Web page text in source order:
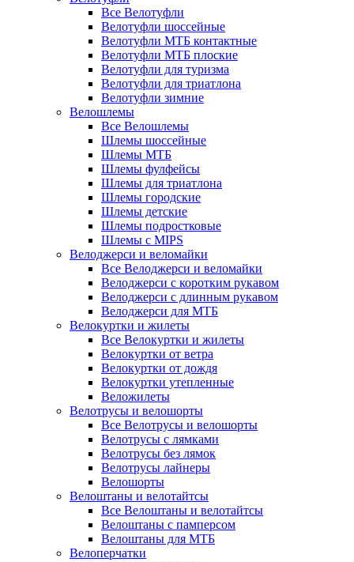
Все Велотуфли
Велотуфли шоссейные
Велотуфли МТБ контактные
Велотуфли МТБ плоские
Велотуфли для туризма
Велотуфли для триатлона
Велотуфли зимние
Велошлемы
Все Велошлемы
Шлемы шоссейные
Шлемы МТБ
Шлемы фулфейсы
Шлемы для триатлона
Шлемы городские
Шлемы детские
Шлемы подростковые
Шлемы с MIPS
Велоджерси и веломайки
Все Велоджерси и веломайки
Велоджерси с коротким рукавом
Велоджерси с длинным рукавом
Велоджерси для МТБ
Велокуртки и жилеты
Все Велокуртки и жилеты
Велокуртки от ветра
Велокуртки от дождя
Велокуртки утепленные
Веложилеты
Велотрусы и велошорты
Все Велотрусы и велошорты
Велотрусы с лямками
Велотрусы без лямок
Велотрусы лайнеры
Велошорты
Велоштаны и велотайтсы
Все Велоштаны и велотайтсы
Велоштаны с памперсом
Велоштаны для МТБ
Велоперчатки